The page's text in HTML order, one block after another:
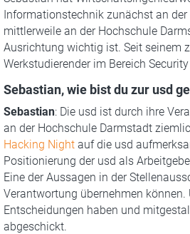
Informationstechnik zunächst an
mittlerweile an der Hochschule
Ausrichtung wichtig ist. Seit seinem
Werkstudierender im Bereich
Sebastian, wie bist du zur usd
Sebastian: Die usd ist durch ihre
an der Hochschule Darmstadt
Hacking Nightauf die usd
Positionierung der usd als
Eine der Aussagen in der
Verantwortung übernehmen
Entscheidungen haben und
abgeschickt.